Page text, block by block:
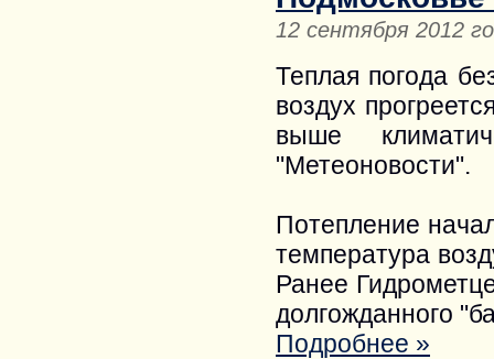
12 сентября 2012
Теплая погода
воздух
выше
"Метеоновости".
Потепление
температура
Ранее
долгожданного
Подробнее »